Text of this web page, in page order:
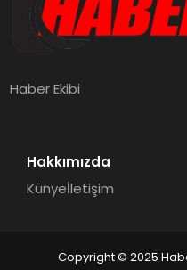
Haber Ekibi
Hakkımızda
Künyeİletişim
Copyright © 2025